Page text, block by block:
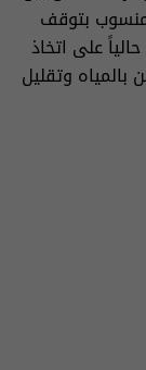
بتوقف
على اتخاذ
بالمياه وتقليل